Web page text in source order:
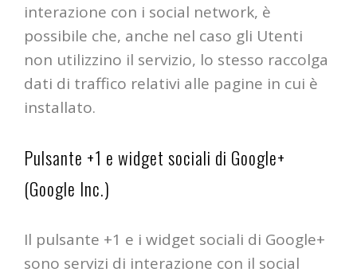
interazione con i social network, è
possibile che, anche nel caso gli Utenti
non utilizzino il servizio, lo stesso raccolga
dati di traffico relativi alle pagine in cui è
installato.
Pulsante +1 e widget sociali di Google+
(Google Inc.)
Il pulsante +1 e i widget sociali di Google+
sono servizi di interazione con il social